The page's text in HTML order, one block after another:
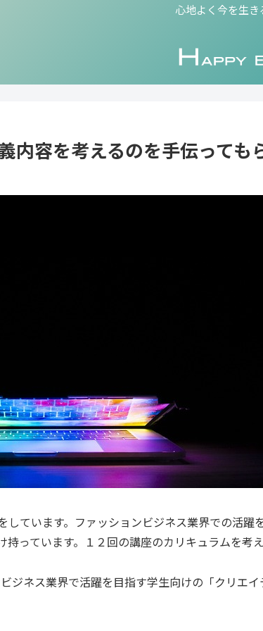
心地よく今を生
内容を考えるのを手伝っても
しています。ファッションビジネス業界での活躍
持っています。１２回の講座のカリキュラムを考
ジネス業界で活躍を目指す学生向けの「クリエ